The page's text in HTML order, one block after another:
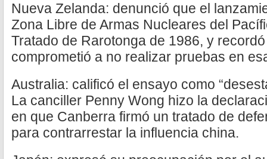
Nueva Zelanda: denunció que el
Zona Libre de Armas Nucleares del
Tratado de Rarotonga de 1986, y
comprometió a no realizar pruebas en
Australia: calificó el ensayo como
La canciller Penny Wong hizo la
en que Canberra firmó un tratado de
para contrarrestar la influencia china.